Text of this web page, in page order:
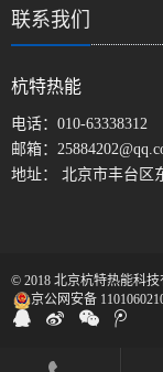
联系我们
杭特热能
电话： 010-63338312
邮箱：
地址： 北京市丰台区
© 2018 北京杭特热能科
京公网安备